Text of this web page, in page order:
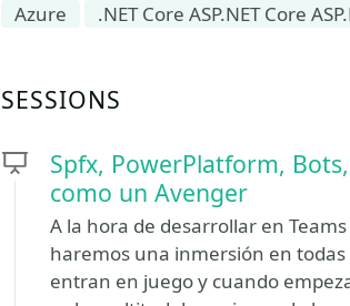
Azure
.NET Core ASP.NET Core
SESSIONS
Spfx, PowerPlatform,
como un Avenger
A la hora de desarrollar en
haremos una inmersión en
entran en juego y cuando